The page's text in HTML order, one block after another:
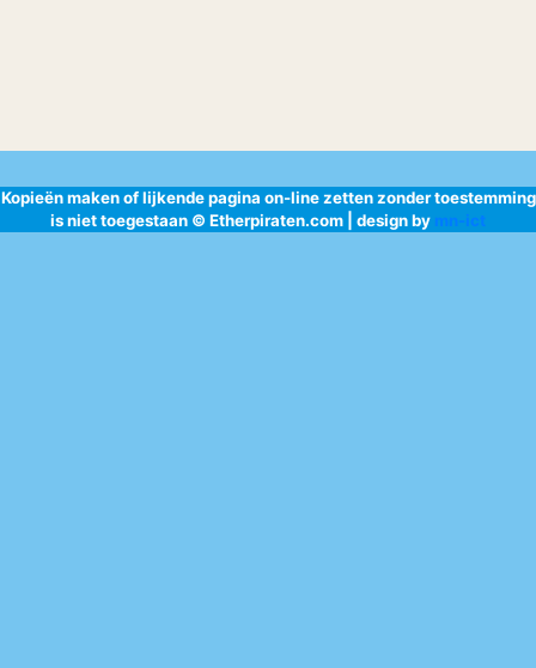
Kopieën maken of lijkende pagina on-line zetten zonder toestemming
is niet toegestaan © Etherpiraten.com | design by mn-ict